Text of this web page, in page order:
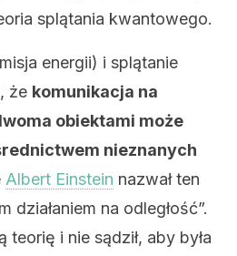
splątania kwantowego.
energii) i splątanie
że komunikacja na
obiektami może
nieznanych
Albert Einstein nazwał ten
działaniem na odległość”.
teorię i nie sądził, aby była